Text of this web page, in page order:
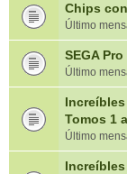
Chips
Último
SEGA
Último
Tomos 1
Último